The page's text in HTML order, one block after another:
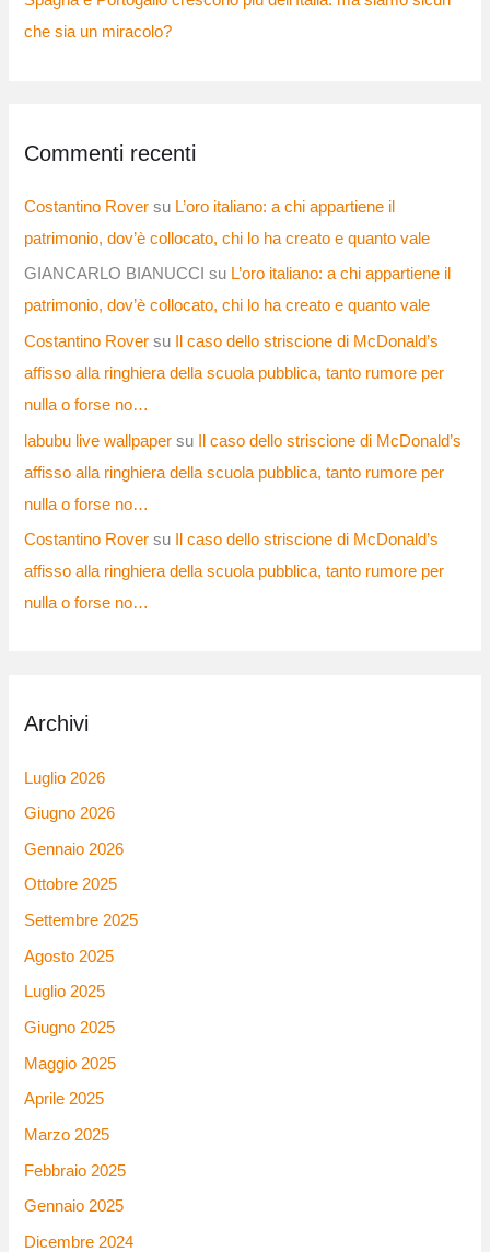
che sia un miracolo?
Commenti recenti
Costantino Rover su L’oro italiano: a chi appartiene il
patrimonio, dov’è collocato, chi lo ha creato e quanto vale
GIANCARLO BIANUCCI su L’oro italiano: a chi appartiene il
patrimonio, dov’è collocato, chi lo ha creato e quanto vale
Costantino Rover su
Il caso dello striscione di McDonald’s
affisso alla ringhiera della scuola pubblica, tanto rumore per
nulla o forse no…
labubu live wallpaper su
Il caso dello striscione di McDonald’s
affisso alla ringhiera della scuola pubblica, tanto rumore per
nulla o forse no…
Costantino Rover su
Il caso dello striscione di McDonald’s
affisso alla ringhiera della scuola pubblica, tanto rumore per
nulla o forse no…
Archivi
Luglio 2026
Giugno 2026
Gennaio 2026
Ottobre 2025
Settembre 2025
Agosto 2025
Luglio 2025
Giugno 2025
Maggio 2025
Aprile 2025
Marzo 2025
Febbraio 2025
Gennaio 2025
Dicembre 2024